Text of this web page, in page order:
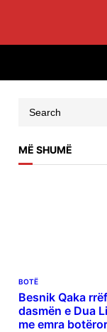
MË SHUMË
BOTË
Besnik Qaka
dasmën e Dua
me emra